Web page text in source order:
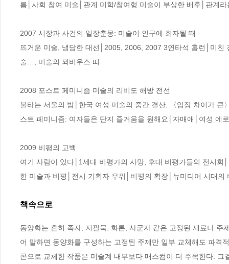
름│사회 참여 미술│관계 미학/참여형 미술이 부상한 배후│관계
2007 시장과 사건의 일장춘몽: 미술이 인구에 회자될 때
뜨거운 미술, 냉담한 대선│2005, 2006, 2007 3연타석 홈런│미
술…, 미술의 뫼비우스 띠
2008 포스트 페미니즘 미술의 리비도 해방 전선
불타는 서울의 밤│한국 여성 미술의 중간 결산, 〈입장 차이가
스트 페미니즘: 여자들은 단지 즐거움을 원해요│자매애│여성 에
2009 비평의 고백
여기 사람이 있다│1세대 비평가의 사망, 후대 비평가들의 전시
한 미술과 비평│전시 기획자 우위│비평의 확장│뉴미디어 시대의
책속으로
동양화는 흔히 족자, 지필묵, 화론, 사군자 같은 고정된 재료나
어 말하면 동양화를 구성하는 고정된 주제만 일부 교체해도 파격
콘으로 교체한 작품은 미술계 내부보다 매스컴이 더 주목한다.